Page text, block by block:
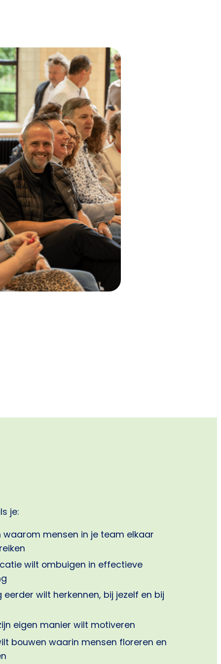
je:
mensen in je team elkaar
wilt ombuigen in effectieve
wilt herkennen, bij jezelf en bij
eigen manier wilt motiveren
bouwen waarin mensen floreren en